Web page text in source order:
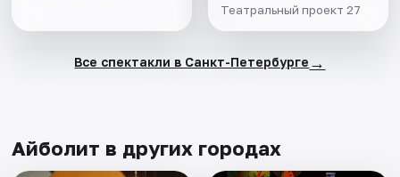
Театральный проект 27
Все спектакли в Санкт-Петербурге →
Айболит в других городах